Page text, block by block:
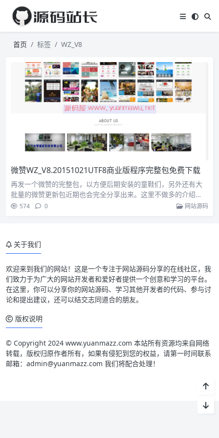
首页 标签 WZ_V8
微赞WZ_V8.20151021UTF8商业版程序完整包免费下载
再发一个微赞的完整包，以方便后期安装的童鞋们，另外还有大
批量的微赞更新包近期也会完全分享出来。这里不做多的介绍…
574 0 网站源码
关于我们
欢迎来到我们的网站！这是一个专注于网站源码分享的在线社区，我
们致力于为广大的网站开发者和爱好者提供一个创意和学习的平台。
在这里，你可以分享你的网站源码、学习其他开发者的代码、参与讨
论和提出建议，还可以结交志同道合的朋友。
版权说明
© Copyright 2024 www.yuanmazz.com 本站所有资源均来自网络
转载，版权归原作者所有，如果有侵犯到您的权益，请第一时间联系
邮箱：admin@yuanmazz.com 我们将配合处理！